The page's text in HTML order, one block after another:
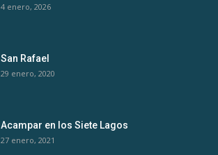
4 enero, 2026
San Rafael
29 enero, 2020
Acampar en los Siete Lagos
27 enero, 2021